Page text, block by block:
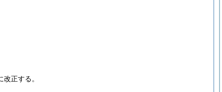
正する。